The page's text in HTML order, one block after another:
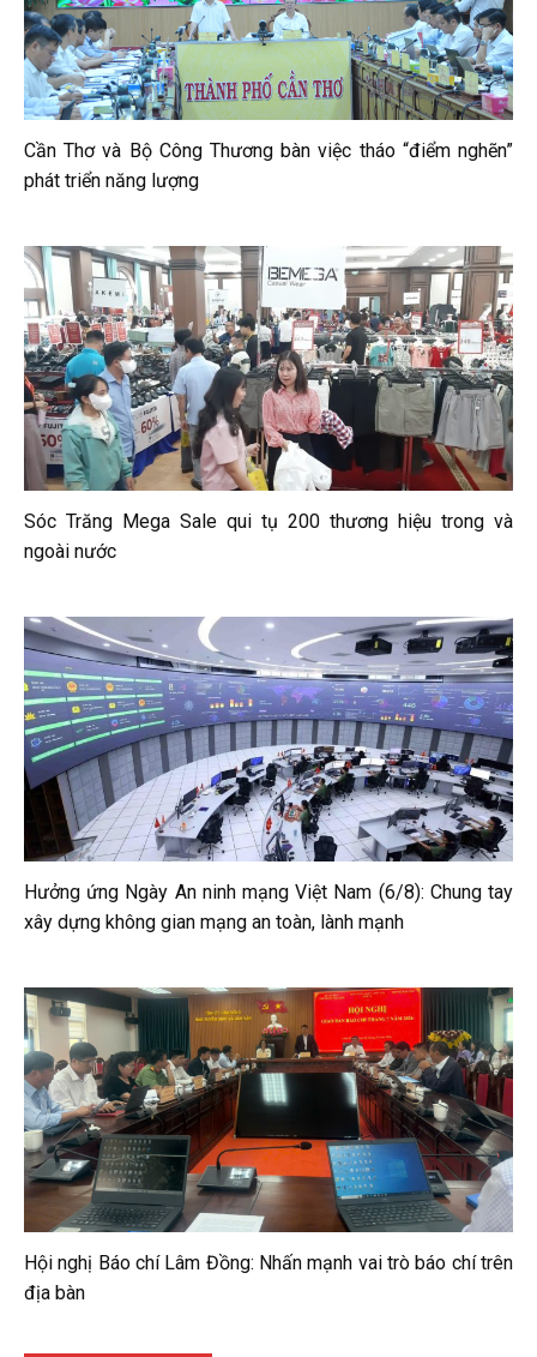
Cần Thơ và Bộ Công Thương bàn việc tháo “điểm nghẽn”
phát triển năng lượng
Sóc Trăng Mega Sale qui tụ 200 thương hiệu trong và
ngoài nước
Hưởng ứng Ngày An ninh mạng Việt Nam (6/8): Chung tay
xây dựng không gian mạng an toàn, lành mạnh
Hội nghị Báo chí Lâm Đồng: Nhấn mạnh vai trò báo chí trên
địa bàn